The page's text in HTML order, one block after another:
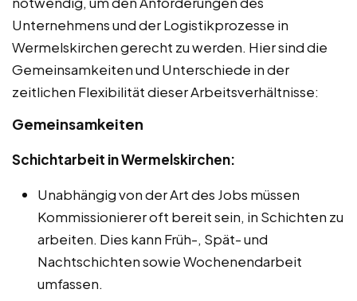
Unternehmens und der Logistikprozesse in
Wermelskirchen gerecht zu werden. Hier sind die
Gemeinsamkeiten und Unterschiede in der
zeitlichen Flexibilität dieser Arbeitsverhältnisse:
Gemeinsamkeiten
Schichtarbeit in Wermelskirchen:
Unabhängig von der Art des Jobs müssen
Kommissionierer oft bereit sein, in Schichten zu
arbeiten. Dies kann Früh-, Spät- und
Nachtschichten sowie Wochenendarbeit
umfassen.